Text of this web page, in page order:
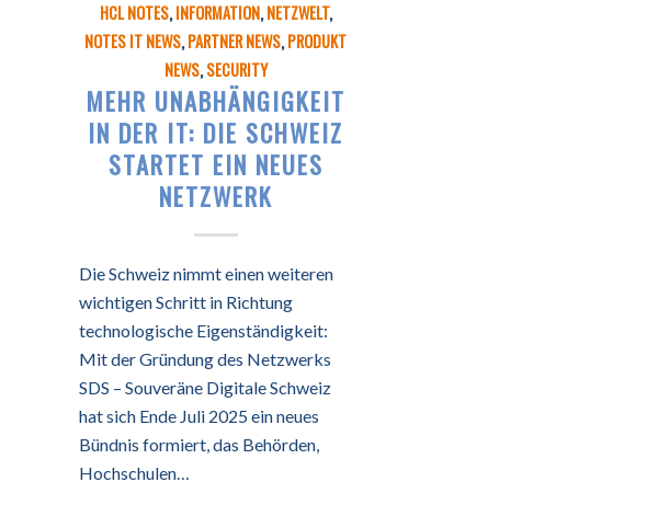
HCL NOTES,INFORMATION,NETZWELT,
NOTES IT NEWS,PARTNER NEWS,PRODUKT
NEWS,SECURITY
MEHR UNABHÄNGIGKEIT
IN DER IT: DIE SCHWEIZ
STARTET EIN NEUES
NETZWERK
Die Schweiz nimmt einen weiteren
wichtigen Schritt in Richtung
technologische Eigenständigkeit:
Mit der Gründung des Netzwerks
SDS – Souveräne Digitale Schweiz
hat sich Ende Juli 2025 ein neues
Bündnis formiert, das Behörden,
Hochschulen…